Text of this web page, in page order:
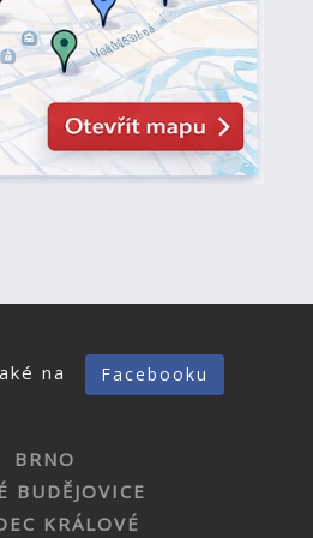
na Facebooku
BRNO
BUDĚJOVICE
KRÁLOVÉ